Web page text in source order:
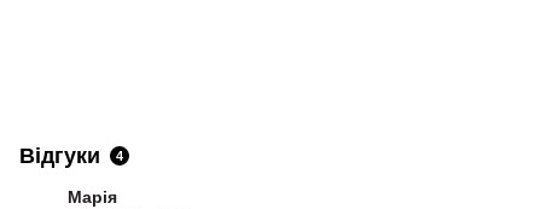
Відгуки 4
Марія